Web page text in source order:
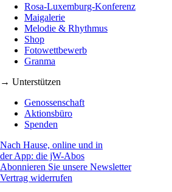
Rosa-Luxemburg-Konferenz
Maigalerie
Melodie & Rhythmus
Shop
Fotowettbewerb
Granma
→ Unterstützen
Genossenschaft
Aktionsbüro
Spenden
Nach Hause, online und in
der App: die jW-Abos
Abonnieren Sie unsere Newsletter
Vertrag widerrufen